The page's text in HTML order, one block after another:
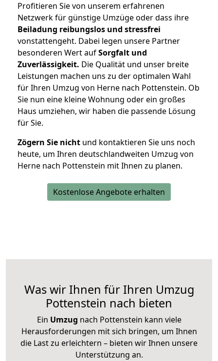
Profitieren Sie von unserem erfahrenen
Netzwerk für günstige Umzüge oder dass ihre
Beiladung reibungslos und stressfrei
vonstattengeht. Dabei legen unsere Partner
besonderen Wert aufSorgfalt und
Zuverlässigkeit. Die Qualität und unser breite
Leistungen machen uns zu der optimalen Wahl
für Ihren Umzug von Herne nach Pottenstein. Ob
Sie nun eine kleine Wohnung oder ein großes
Haus umziehen, wir haben die passende Lösung
für Sie.
Zögern Sie nicht und kontaktieren Sie uns noch
heute, um Ihren deutschlandweiten Umzug von
Herne nach Pottenstein mit Ihnen zu planen.
Kostenlose Angebote erhalten
Was wir Ihnen für Ihren Umzug
Pottenstein nach bieten
Ein Umzug nach Pottenstein kann viele
Herausforderungen mit sich bringen, um Ihnen
die Last zu erleichtern – bieten wir Ihnen unsere
Unterstützung an.